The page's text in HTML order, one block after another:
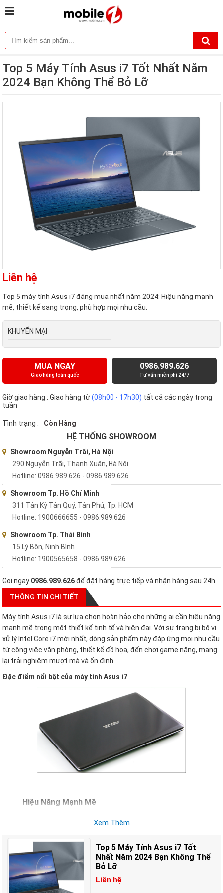
Top 5 Máy Tính Asus i7 Tốt Nhất Năm
2024 Bạn Không Thể Bỏ Lỡ
Liên hệ
Top 5 máy tính Asus i7 đáng mua nhất năm 2024: Hiệu năng mạnh
mẽ, thiết kế sang trọng, phù hợp mọi nhu cầu.
KHUYẾN MẠI
MUA NGAY
Giao hàng toàn quốc
0986.989.626
Tư vấn miễn phí 24/7
Giờ giao hàng : Giao hàng từ(08h00 - 17h30) tất cả các ngày trong
tuần
Tình trạng : Còn Hàng
HỆ THỐNG SHOWROOM
Showroom Nguyễn Trãi, Hà Nội
290 Nguyễn Trãi, Thanh Xuân, Hà Nội
Hotline: 0986.989.626 - 0986.989.626
Showroom Tp. Hồ Chí Minh
311 Tân Kỳ Tân Quý, Tân Phú, Tp. HCM
Hotline: 1900666655 - 0986.989.626
Showroom Tp. Thái Bình
15 Lý Bôn, Ninh Bình
Hotline: 1900565658 - 0986.989.626
Gọi ngay 0986.989.626để đặt hàng trực tiếp và nhận hàng sau 24h
THÔNG TIN CHI TIẾT
Máy tính Asus i7 là sự lựa chọn hoàn hảo cho những ai cần hiệu năng
mạnh mẽ trong một thiết kế tinh tế và hiện đại. Với sự trang bị bộ vi
xử lý Intel Core i7 mới nhất, dòng sản phẩm này đáp ứng mọi nhu cầu
từ công việc văn phòng, thiết kế đồ họa, đến chơi game nặng, mang
lại trải nghiệm mượt mà và ổn định.
Đặc điểm nổi bật của máy tính Asus i7
Hiệu Năng Mạnh Mẽ
Máy tính Asus i7 được trang bị bộ vi xử lý
các tác vụ từ cơ bản đến nâng cao như thiết kế đồ họa, lập trình,
chơi game, và xử lý dữ liệu lớn.
Thiết Kế Sang Trọng và Hiện Đại
Xem Thêm
Top 5 Máy Tính Asus i7 Tốt
Nhất Năm 2024 Bạn Không Thể
Bỏ Lỡ
Liên hệ
ĐẶT HÀNG